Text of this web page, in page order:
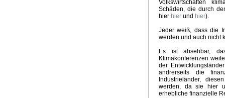
Volkswirtschaften
Schäden, die durch
hier hier und hier).
Jeder weiß, dass die
werden und auch nicht
Es ist absehbar,
Klimakonferenzen
der
andrerseits die
Industrieländer,
werden, da sie hier
erhebliche finanzielle